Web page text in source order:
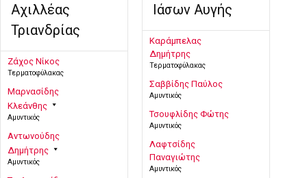
Αχιλλέας
Τριανδρίας
Ζάχος Νίκος
Τερματοφύλακας
Μαρνασίδης
Κλεάνθης
Αμυντικός
Αντωνούδης
Δημήτρης
Αμυντικός
Ιάσων Αυγής
Καράμπελας
Δημήτρης
Τερματοφύλακας
Σαββίδης Παύλος
Αμυντικός
Τσουφλίδης Φώτης
Αμυντικός
Λαφτσίδης
Παναγιώτης
Αμυντικός